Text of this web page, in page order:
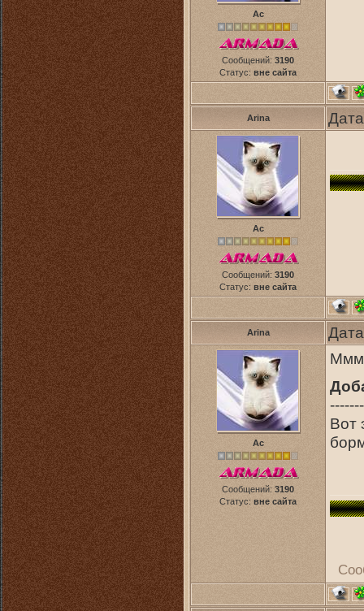
Ас
Сообщений: 3190
Статус: вне сайта
Arina
Ас
Сообщений: 3190
Статус: вне сайта
Arina
Ас
Сообщений: 3190
Статус: вне сайта
Вот